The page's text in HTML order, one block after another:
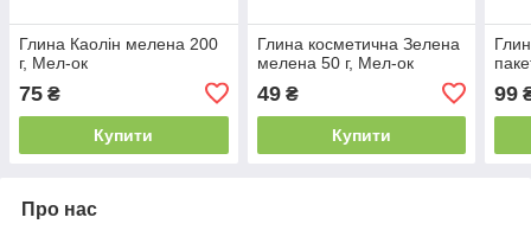
Глина Каолін мелена 200
г, Мел-ок
75 ₴
Купити
Глина косметична Зелена
мелена 50 г, Мел-ок
49₴
Купити
99
Про нас